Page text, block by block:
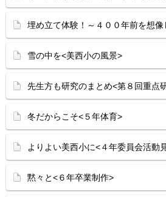
埋め立て体験！～４００年前を想
雪の中を<美西小の風景>
先生方も研究のまとめ<第８回重点
冬だからこそ<５年体育>
よりよい美西小に<４年委員会活動
黙々と<６年卒業制作>